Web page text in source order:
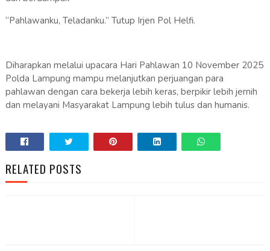
“Pahlawanku, Teladanku.” Tutup Irjen Pol Helfi.
Diharapkan melalui upacara Hari Pahlawan 10 November 2025
Polda Lampung mampu melanjutkan perjuangan para
pahlawan dengan cara bekerja lebih keras, berpikir lebih jernih
dan melayani Masyarakat Lampung lebih tulus dan humanis.
RELATED POSTS